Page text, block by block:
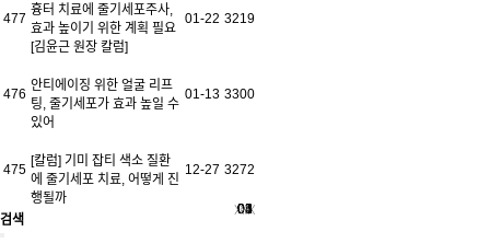
477
흉터 치료에 줄기세포주사,
효과 높이기 위한 계획 필요
[김윤근 원장 칼럼]
01-22 3219
476
안티에이징 위한 얼굴 리프
팅, 줄기세포가 효과 높일 수
있어
01-13 3300
475
[칼럼] 기미 잡티 색소 질환
에 줄기세포 치료, 어떻게 진
행될까
12-27 3272
〈〈
〈
01
02
03
04
05
〉
〉〉
검색